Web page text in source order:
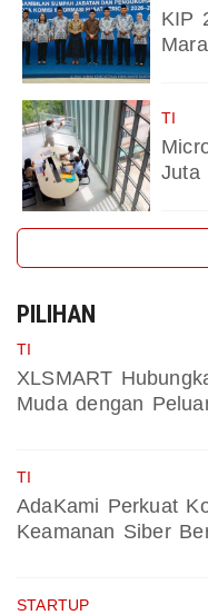
KIP
TI
Juta
PILIHAN
TI
XLSMART
Muda dengan
TI
AdaKami Perkuat
Keamanan Siber
STARTUP